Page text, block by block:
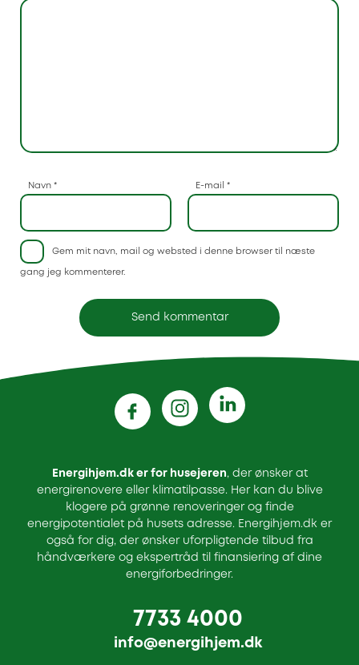
Navn * E-mail *
Gem mit navn, mail og websted i denne browser til næste
gang jeg kommenterer.
Energihjem.dk er for husejeren, der ønsker at
energirenovere eller klimatilpasse. Her kan du blive
klogere på grønne renoveringer og finde
energipotentialet på husets adresse. Energihjem.dk er
også for dig, der ønsker uforpligtende tilbud fra
håndværkere og ekspertråd til finansiering af dine
energiforbedringer.
7733 4000
info@energihjem.dk